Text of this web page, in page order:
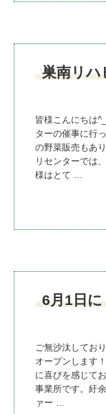
巣南リハ
皆様こんにちは
ターの催事に行
の野菜販売もあ
リセンターでは
様はとて …
6月1日
ご無沙汰してお
オープンします
に喜びを感じて
事業所です。紆
ァー …